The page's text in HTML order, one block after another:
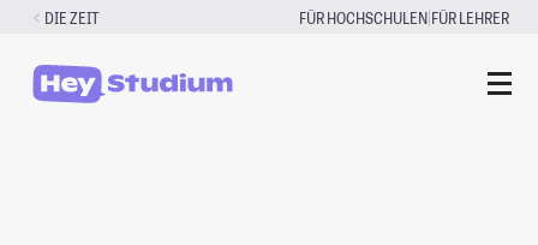
Zum
springen
DIE ZEIT FÜR HOCHSCHULEN|FÜR LEHRER